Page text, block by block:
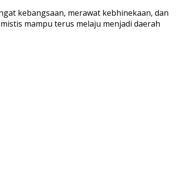
kebangsaan, merawat kebhinekaan, dan
mampu terus melaju menjadi daerah